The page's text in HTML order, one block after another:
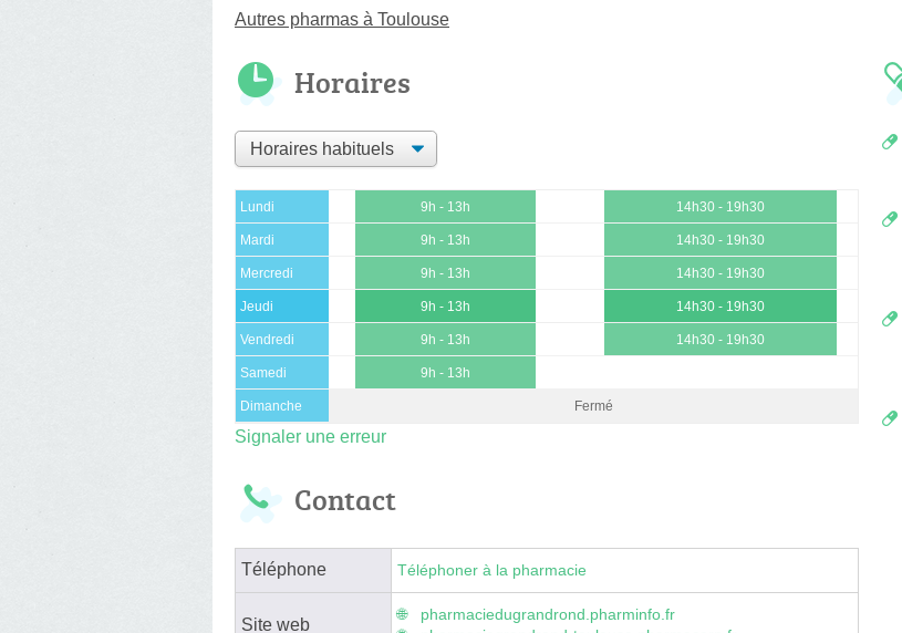
Autres pharmas à Toulouse
Horaires
Lundi 9h - 13h 14h30 - 19h30
Mardi 9h - 13h 14h30 - 19h30
Mercredi 9h - 13h 14h30 - 19h30
Jeudi 9h - 13h 14h30 - 19h30
Vendredi 9h - 13h 14h30 - 19h30
Samedi 9h - 13h
Dimanche Fermé
Signaler une erreur
Contact
Téléphone Téléphoner à la pharmacie
Site web
pharmaciedugrandrond.pharminfo.fr